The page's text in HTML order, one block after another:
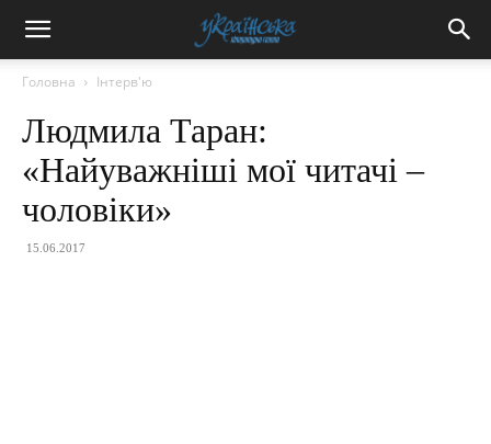
Головна Інтерв'ю
Людмила Таран:
«Найуважніші мої читачі –
чоловіки»
15.06.2017